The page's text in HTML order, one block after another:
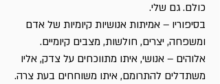
כולם. גם שלי.
בסיפוריו – אמיתות אנושיות קיומיות של אדם
ומשפחה, יצרים, חולשות, מצבים קיומיים.
אלוהים – אנושי, איתו מתווכחים על צדק, אליו
משתדלים להתרומם, איתו משוחחים בעת צרה.